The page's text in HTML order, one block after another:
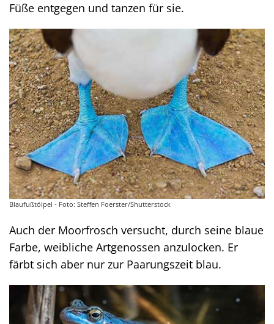
Füße entgegen und tanzen für sie.
Blaufußtölpel - Foto: Steffen Foerster/Shutterstock
Auch der Moorfrosch versucht, durch seine blaue
Farbe, weibliche Artgenossen anzulocken. Er
färbt sich aber nur zur Paarungszeit blau.